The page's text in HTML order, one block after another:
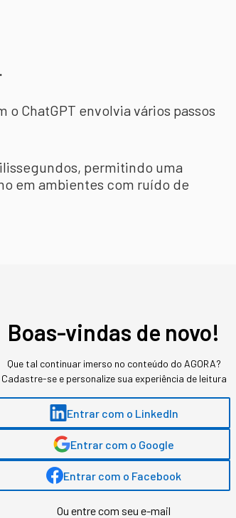
ChatGPT envolvia vários passos
permitindo uma
em ambientes com ruído de
diminui, favorecendo negócios
pela queda nas ações do
no ChatGPT,
que antes usavam a versão GPT-
GPT Store também serão
Boas-vindas de novo!
Que tal continuar imerso no conteúdo do AGORA?
Cadastre-se e personalize sua experiência de leitura
Entrar com o LinkedIn
Entrar com o Google
Entrar com o Facebook
Ou entre com seu e-mail